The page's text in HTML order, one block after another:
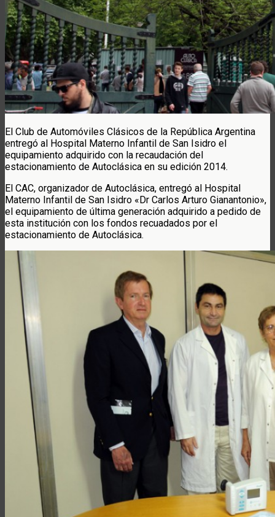
El Club de Automóviles Clásicos de la República Argentina
entregó al Hospital Materno Infantil de San Isidro el
equipamiento adquirido con la recaudación del
estacionamiento de Autoclásica en su edición 2014.
El CAC, organizador de Autoclásica, entregó al Hospital
Materno Infantil de San Isidro «Dr Carlos Arturo Gianantonio»,
el equipamiento de última generación adquirido a pedido de
esta institución con los fondos recuadados por el
estacionamiento de Autoclásica.